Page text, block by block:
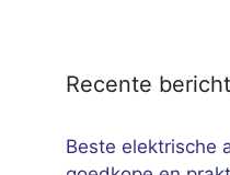
Recente
Beste elektrische